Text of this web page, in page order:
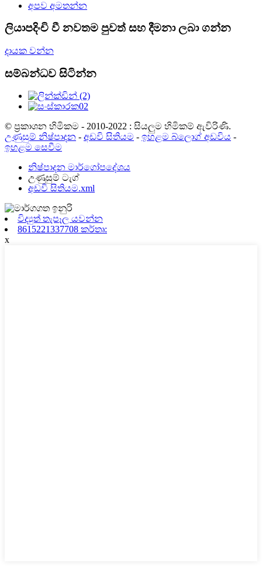
අපව අමතන්න
ලියාපදිංචි වී නවතම පුවත් සහ දීමනා ලබා ගන්න
දායක වන්න
සම්බන්ධව සිටින්න
© ප්‍රකාශන හිමිකම - 2010-2022 : සියලුම හිමිකම් ඇවිරිණි.
උණුසුම් නිෂ්පාදන - අඩවි සිතියම - ඉහළම බ්ලොග් අඩවිය -
ඉහළම සෙවීම
නිෂ්පාදන මාර්ගෝපදේශය
උණුසුම් ටැග්
අඩවි සිතියම.xml
විද්‍යුත් තැපෑල යවන්න
8615221337708 කර්තෘ:
x